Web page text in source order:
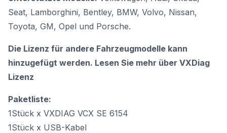
Seat, Lamborghini, Bentley, BMW, Volvo, Nissan,
Toyota, GM, Opel und Porsche.
Die Lizenz für andere Fahrzeugmodelle kann
hinzugefügt werden. Lesen Sie mehr über VXDiag
Lizenz
Paketliste:
1Stück x VXDIAG VCX SE 6154
1Stück x USB-Kabel